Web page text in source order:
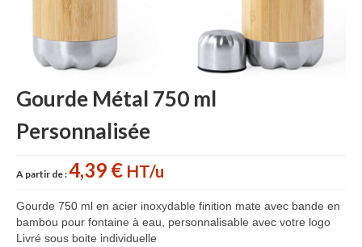
Autour du vin
Accessoires Téléphone
Accessoires supporters
Batterie Externe Power bank
Bonnet & Gants
Casquette publicitaire
Gourde Métal 750 ml
Personnalisée
A partir de :4,39 € HT/u
Gourde 750 ml en acier inoxydable finition mate avec bande en
bambou pour fontaine à eau, personnalisable avec votre logo
Livré sous boite individuelle